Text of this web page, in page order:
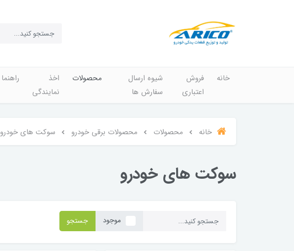
خانه
فروش
اعتباری
شیوه ارسال
سفارش ها
محصولات
اخذ
نمایندگی
راهنما
خانه محصولات محصولات برقی خودرو سوکت های خودرو
سوکت های خودرو
موجود جستجو